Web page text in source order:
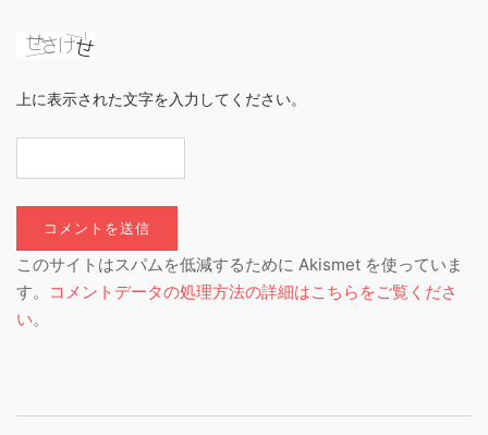
上に表示された文字を入力してください。
このサイトはスパムを低減するために Akismet を使っていま
す。
コメントデータの処理方法の詳細はこちらをご覧くださ
い。